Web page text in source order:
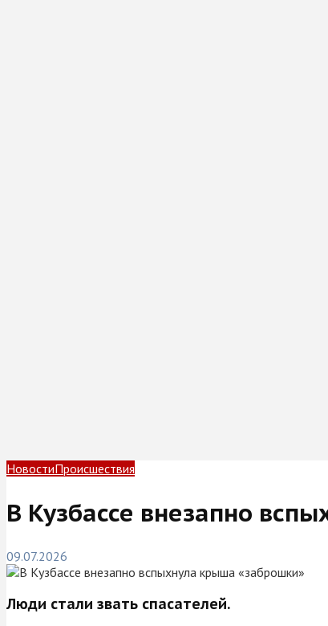
НовостиПроисшествия
В Кузбассе внезапно
09.07.2026
Люди стали звать спасателей.